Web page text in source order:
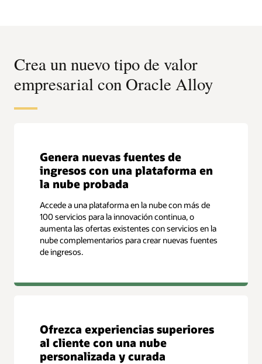
Crea un nuevo tipo de valor
empresarial con Oracle Alloy
Genera nuevas fuentes de
ingresos con una plataforma en
la nube probada
Accede a una plataforma en la nube con más de
100 servicios para la innovación continua, o
aumenta las ofertas existentes con servicios en la
nube complementarios para crear nuevas fuentes
de ingresos.
Ofrezca experiencias superiores
al cliente con una nube
personalizada y curada